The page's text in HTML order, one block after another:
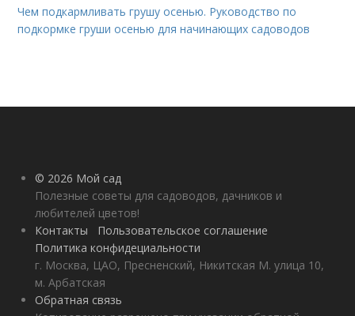
Чем подкармливать грушу осенью. Руководство по
подкормке груши осенью для начинающих садоводов
© 2026 Мой сад
Полезные советы для садоводов, дачников и
любителей цветов!
Контакты
Пользовательское соглашение
Политика конфидециальности
г. Москва, ЦАО, Пресненский, Никитская М. улица 10,
м. Арбатская
Обратная связь